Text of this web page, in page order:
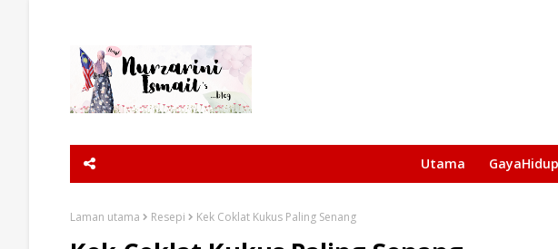
Utama GayaHidup
Laman utama Resepi Kek Coklat Kukus Paling Senang